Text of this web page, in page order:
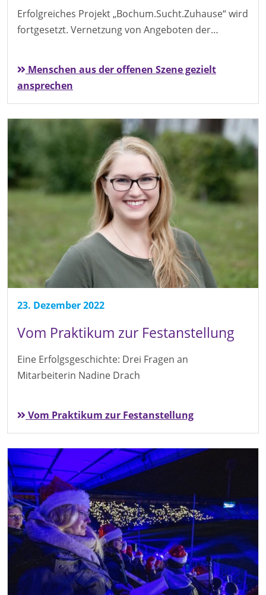
Erfolgreiches Projekt „Bochum.Sucht.Zuhause“ wird
fortgesetzt. Vernetzung von Angeboten der…
Menschen aus der offenen Szene gezielt
ansprechen
23. Dezember 2022
Vom Praktikum zur Festanstellung
Eine Erfolgsgeschichte: Drei Fragen an
Mitarbeiterin Nadine Drach
Vom Praktikum zur Festanstellung